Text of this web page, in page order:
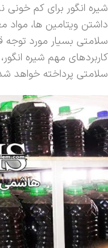
شیره انگور برای کم
داشتن ویتامین ها، مواد
سلامتی بسیار مورد توجه
کاربردهای مهم شیره
سلامتی پرداخته خواهد